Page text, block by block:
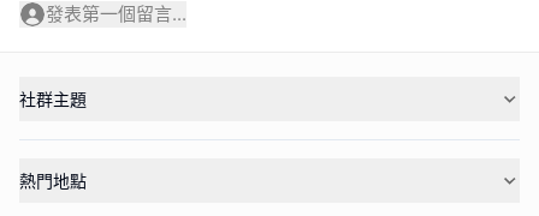
發表第一個留言...
社群主題
熱門地點